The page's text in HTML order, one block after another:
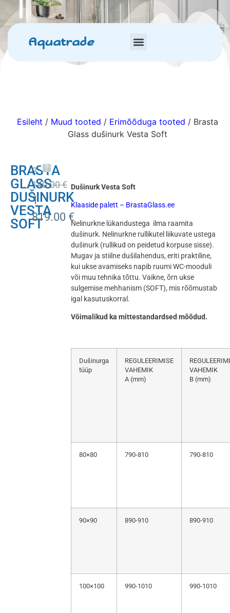
Aquatrade
Esileht / Muud tooted / Erimõõduga tooted / Brasta
Glass dušinurk Vesta Soft
BRASTA
GLASS
DUŠINURK
VESTA
SOFT
2
140.00€
1
819.00 €
Dušinurk Vesta Soft
Klaaside palett – BrastaGlass.ee
Nelinurkne lükandustega ilma raamita
dušinurk. Nelinurkne rullikutel liikuvate ustega
dušinurk (rullikud on peidetud korpuse sisse).
Mugav ja stiilne dušilahendus, eriti praktiline,
kui ukse avamiseks napib ruumi WC-mooduli
või muu tehnika tõttu. Vaikne, õrn ukse
sulgemise mehhanism (SOFT), mis rõõmustab
igal kasutuskorral.
Võimalikud ka mittestandardsed mõõdud.
Dušinurga
tüüp
REGULEERIMISE
VAHEMIK
A (mm)
VAHEMIK
B (mm)
80×80 790-810 790-810
90×90 890-910 890-910
100×100 990-1010 990-1010